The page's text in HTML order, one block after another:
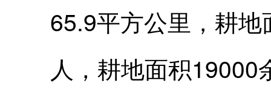
65.9平方公里，耕
人，耕地面积